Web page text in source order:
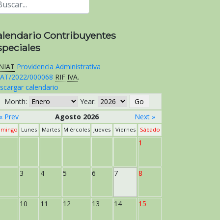
Contribuyentes
Providencia Administrativa
2022/000068 RIF IVA.
calendario
Month:
Year:
« Prev
Agosto 2026 Next »
Lunes Martes Miércoles Jueves Viernes Sábado
1
3 4 5 6 7 8
10 11 12 13 14 15